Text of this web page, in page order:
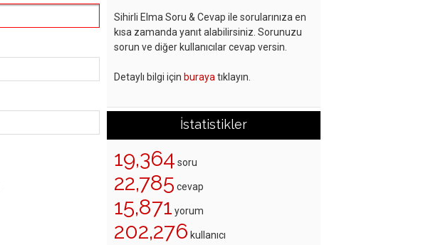
Sihirli Elma Soru & Cevap ile sorularınıza en
kısa zamanda yanıt alabilirsiniz. Sorunuzu
sorun ve diğer kullanıcılar cevap versin.
Detaylı bilgi için buraya tıklayın.
İstatistikler
19,364 soru
22,785 cevap
15,871 yorum
202,276 kullanıcı